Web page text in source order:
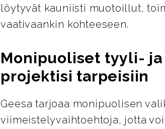
löytyvät kauniisti muotoillut,
vaativaankin kohteeseen.
Monipuoliset tyyli-
projektisi tarpeisiin
Geesa tarjoaa monipuolisen
viimeistelyvaihtoehtoja, jotta